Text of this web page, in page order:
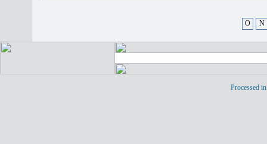
O N
Processed